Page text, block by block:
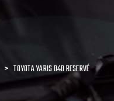
> TOYOTA YARIS D4D RESERVÉ